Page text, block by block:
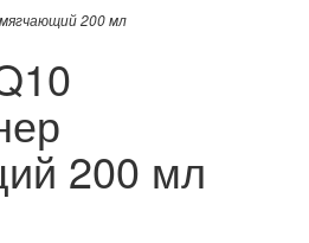
200 мл
200 мл